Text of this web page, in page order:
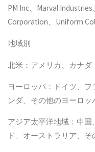
PM Inc、Marval
Corporation、Uniform
地域別
北米：アメリカ、カナダ
ヨーロッパ：ドイツ、
ンダ、その他のヨーロッ
アジア太平洋地域：中
ド、オーストラリア、